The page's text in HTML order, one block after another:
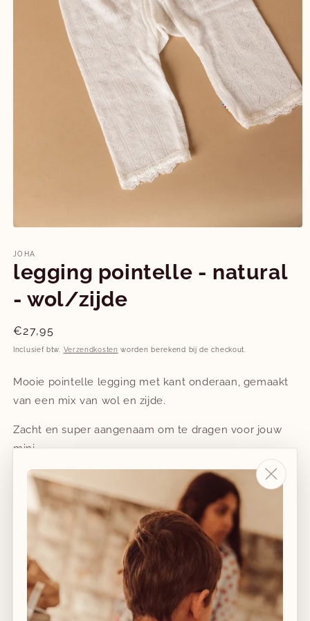
openen
in
modaal
JOHA
legging pointelle - natural
- wol/zijde
Normale
prijs
€27,95
Inclusief btw. Verzendkosten worden berekend bij de checkout.
Mooie pointelle legging met kant onderaan, gemaakt
van een mix van wol en zijde.
Zacht en super aangenaam om te dragen voor jouw
mini.
Combineer met dezelfde body voor een volledige
look.
60 (56-62 cm) 70 (68-74 cm)
Aantal